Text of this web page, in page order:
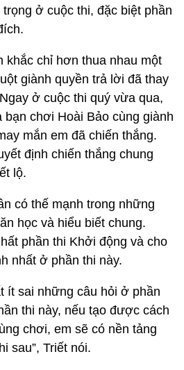
ở cuộc thi, đặc biệt phần
khắc chỉ hơn thua nhau một
giành quyền trả lời đã thay
ở cuộc thi quý vừa qua,
bạn chơi Hoài Bảo cùng giành
mắn em đã chiến thắng.
định chiến thắng chung
lộ.
có thế mạnh trong những
học và hiểu biết chung.
phần thi Khởi động và cho
nhất ở phần thi này.
ít sai những câu hỏi ở phần
thi này, nếu tạo được cách
chơi, em sẽ có nền tảng
sau”, Triết nói.